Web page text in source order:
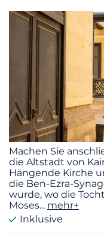
Machen Sie
die Altstadt von
Hängende Kirche
die Ben-Ezra-
wurde, wo die
Moses... mehr+
Inklusive